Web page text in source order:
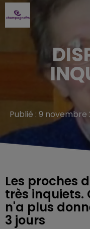
Publié : 9 novembre
Les proches
très inquiets.
n'a plus
3 jours